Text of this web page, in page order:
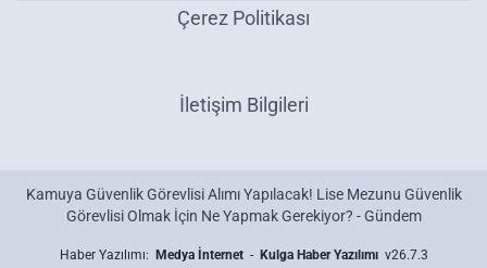
Çerez Politikası
İletişim Bilgileri
Kamuya Güvenlik Görevlisi Alımı Yapılacak! Lise Mezunu Güvenlik
Görevlisi Olmak İçin Ne Yapmak Gerekiyor? - Gündem
Haber Yazılımı: Medya İnternet - Kulga Haber Yazılımı v26.7.3